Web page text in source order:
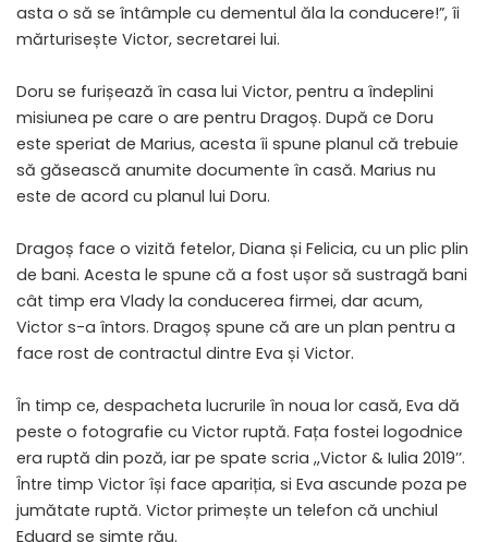
asta o să se întâmple cu dementul ăla la conducere!”, îi
mărturisește Victor, secretarei lui.
Doru se furișează în casa lui Victor, pentru a îndeplini
misiunea pe care o are pentru Dragoș. După ce Doru
este speriat de Marius, acesta îi spune planul că trebuie
să găsească anumite documente în casă. Marius nu
este de acord cu planul lui Doru.
Dragoș face o vizită fetelor, Diana și Felicia, cu un plic plin
de bani. Acesta le spune că a fost ușor să sustragă bani
cât timp era Vlady la conducerea firmei, dar acum,
Victor s-a întors. Dragoș spune că are un plan pentru a
face rost de contractul dintre Eva și Victor.
În timp ce, despacheta lucrurile în noua lor casă, Eva dă
peste o fotografie cu Victor ruptă. Fața fostei logodnice
era ruptă din poză, iar pe spate scria ,,Victor & Iulia 2019’’.
Între timp Victor își face apariția, si Eva ascunde poza pe
jumătate ruptă. Victor primește un telefon că unchiul
Eduard se simte rău.